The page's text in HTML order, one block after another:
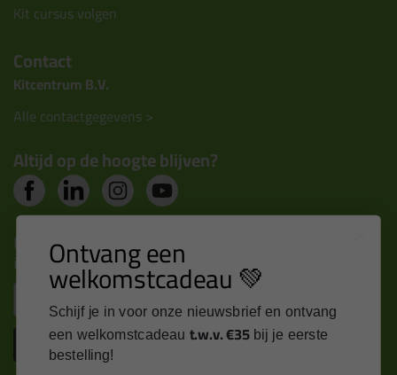
Kit cursus volgen
Contact
Kitcentrum B.V.
Alle contactgegevens >
Altijd op de hoogte blijven?
Nieuws, tips en exclusieve deals rechtstreeks in je
inbox
Inschrijven
Ontvang een
welkomstcadeau 💚
Schijf je in voor onze nieuwsbrief en ontvang
een welkomstcadeau t.w.v. €35 bij je eerste
bestelling!